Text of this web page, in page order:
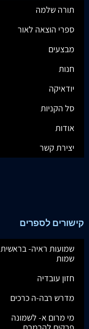
תורה שלמה
ספרי הוצאה לאור
מבצעים
חנות
יודאיקה
סל הקניות
אודות
יצירת קשר
קישורים לספרים
שמועות ראיה- בראשית
שמות
חזון עובדיה
מדרש רבה-ה כרכים
מי מרום א- לשמונה